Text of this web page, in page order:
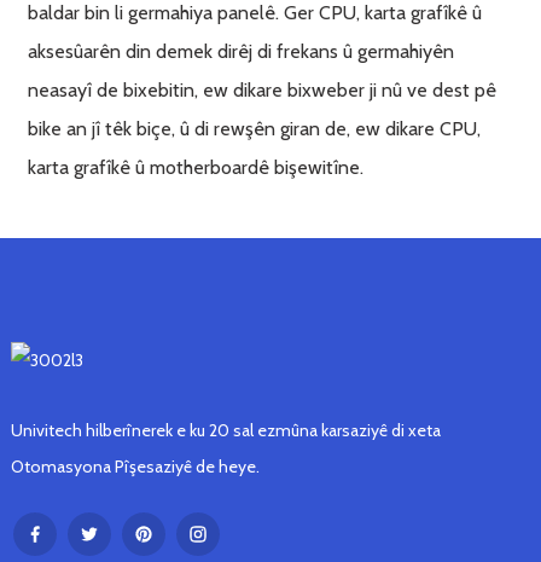
baldar bin li germahiya panelê. Ger CPU, karta grafîkê û
aksesûarên din demek dirêj di frekans û germahiyên
neasayî de bixebitin, ew dikare bixweber ji nû ve dest pê
bike an jî têk biçe, û di rewşên giran de, ew dikare CPU,
karta grafîkê û motherboardê bişewitîne.
Univitech hilberînerek e ku 20 sal ezmûna karsaziyê di xeta
Otomasyona Pîşesaziyê de heye.